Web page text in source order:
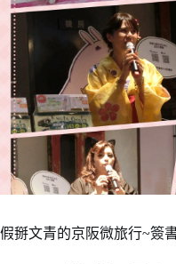
假掰文青的京阪微旅行~簽